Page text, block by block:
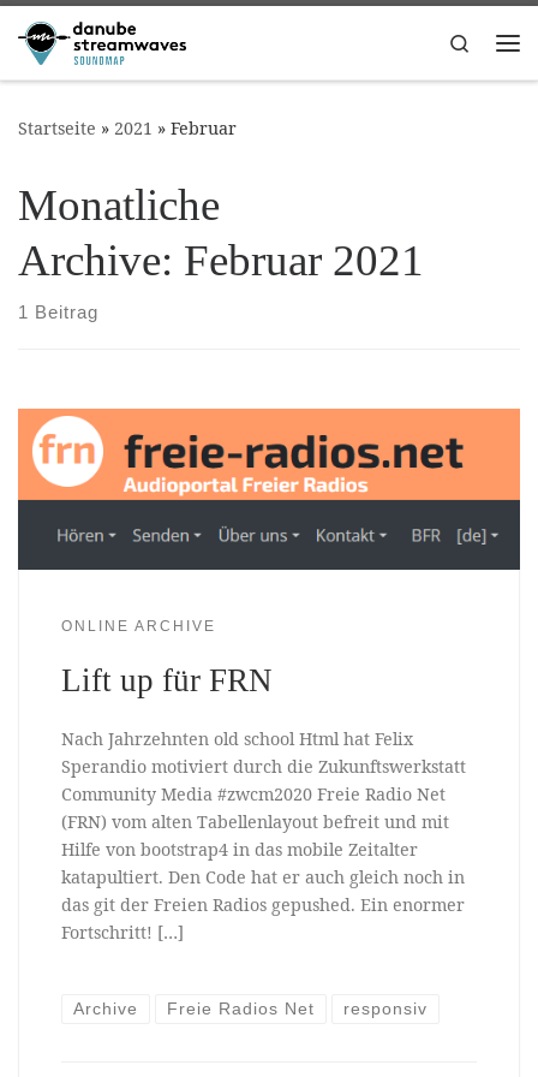
Zum Inhalt springen
Search
Startseite » 2021 » Februar
Monatliche
Archive: Februar 2021
1 Beitrag
ONLINE ARCHIVE
Lift up für FRN
Nach Jahrzehnten old school Html hat Felix
Sperandio motiviert durch die Zukunftswerkstatt
Community Media #zwcm2020 Freie Radio Net
(FRN) vom alten Tabellenlayout befreit und mit
Hilfe von bootstrap4 in das mobile Zeitalter
katapultiert. Den Code hat er auch gleich noch in
das git der Freien Radios gepushed. Ein enormer
Fortschritt! […]
Archive Freie Radios Net responsiv